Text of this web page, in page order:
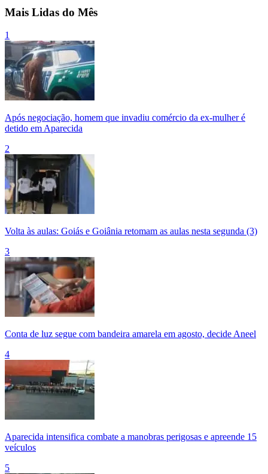
Mais Lidas do Mês
1
Após negociação, homem que invadiu comércio da ex-mulher é
detido em Aparecida
2
Volta às aulas: Goiás e Goiânia retomam as aulas nesta segunda (3)
3
Conta de luz segue com bandeira amarela em agosto, decide Aneel
4
Aparecida intensifica combate a manobras perigosas e apreende 15
veículos
5